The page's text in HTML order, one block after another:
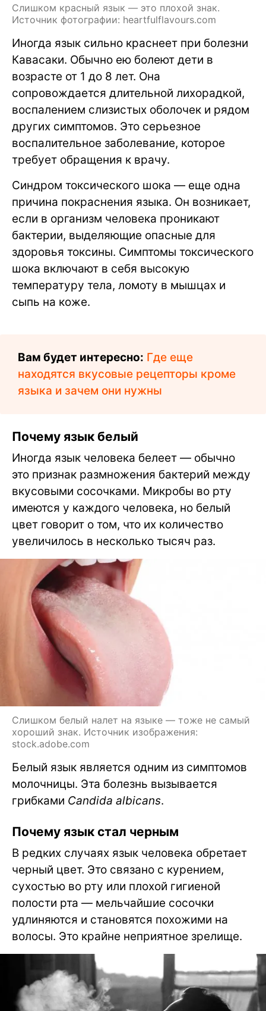
Слишком красный язык — это плохой знак.
Источник фотографии: heartfulflavours.com
Иногда язык сильно краснеет при болезни
Кавасаки. Обычно ею болеют дети в
возрасте от 1 до 8 лет. Она
сопровождается длительной лихорадкой,
воспалением слизистых оболочек и рядом
других симптомов. Это серьезное
воспалительное заболевание, которое
требует обращения к врачу.
Синдром токсического шока — еще одна
причина покраснения языка. Он возникает,
если в организм человека проникают
бактерии, выделяющие опасные для
здоровья токсины. Симптомы токсического
шока включают в себя высокую
температуру тела, ломоту в мышцах и
сыпь на коже.
Вам будет интересно: Где еще
находятся вкусовые рецепторы кроме
языка и зачем они нужны
Почему язык белый
Иногда язык человека белеет — обычно
это признак размножения бактерий между
вкусовыми сосочками. Микробы во рту
имеются у каждого человека, но белый
цвет говорит о том, что их количество
увеличилось в несколько тысяч раз.
Слишком белый налет на языке — тоже не самый
хороший знак. Источник изображения:
stock.adobe.com
Белый язык является одним из симптомов
молочницы. Эта болезнь вызывается
грибками Candida albicans.
Почему язык стал черным
В редких случаях язык человека обретает
черный цвет. Это связано с курением,
сухостью во рту или плохой гигиеной
полости рта — мельчайшие сосочки
удлиняются и становятся похожими на
волосы. Это крайне неприятное зрелище.